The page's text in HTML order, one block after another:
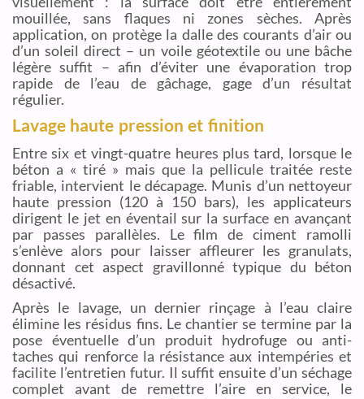
mouillée, sans flaques ni zones sèches. Après
application, on protège la dalle des courants d’air ou
d’un soleil direct – un voile géotextile ou une bâche
légère suffit – afin d’éviter une évaporation trop
rapide de l’eau de gâchage, gage d’un résultat
régulier.
Lavage haute pression et finition
Entre six et vingt-quatre heures plus tard, lorsque le
béton a « tiré » mais que la pellicule traitée reste
friable, intervient le décapage. Munis d’un nettoyeur
haute pression (120 à 150 bars), les applicateurs
dirigent le jet en éventail sur la surface en avançant
par passes parallèles. Le film de ciment ramolli
s’enlève alors pour laisser affleurer les granulats,
donnant cet aspect gravillonné typique du béton
désactivé.
Après le lavage, un dernier rinçage à l’eau claire
élimine les résidus fins. Le chantier se termine par la
pose éventuelle d’un produit hydrofuge ou anti-
taches qui renforce la résistance aux intempéries et
facilite l’entretien futur. Il suffit ensuite d’un séchage
complet avant de remettre l’aire en service, le